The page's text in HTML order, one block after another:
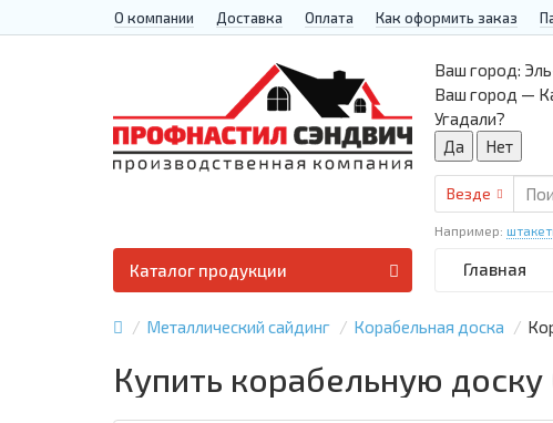
О компании Доставка Оплата Как оформить заказ
Ваш город:
Ваш город —
Угадали?
Везде
Например:
Главная
Каталог продукции
Металлический сайдинг Корабельная доска
Купить корабельную